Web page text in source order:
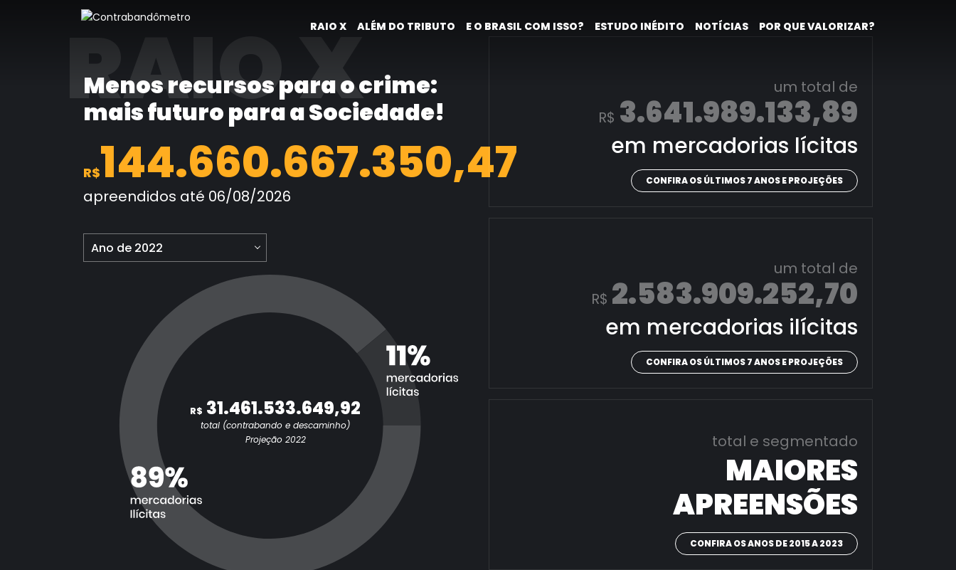
RAIO X ALÉM DO TRIBUTO E O BRASIL COM ISSO? ESTUDO INÉDITO NOTÍCIAS POR QUE VALORIZAR?
RAIO X
Menos recursos para o crime:
mais futuro para a Sociedade!
R$144.660.668.098,70
apreendidos até 06/08/2026
Ano de 2022
R$ 31.461.533.649,92
total (contrabando e descaminho)
Projeção 2022
um total de
R$ 3.641.989.133,89
em mercadorias lícitas
CONFIRA OS ÚLTIMOS 7 ANOS E PROJEÇÕES
um total de
R$ 2.583.909.252,70
em mercadorias ilícitas
CONFIRA OS ÚLTIMOS 7 ANOS E PROJEÇÕES
total e segmentado
MAIORES
APREENSÕES
CONFIRA OS ANOS DE 2015 A 2023